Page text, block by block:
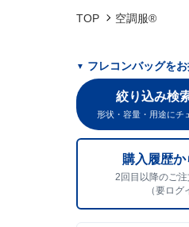
TOP 空調服®
フレコンバッグを
絞り込み検
形状・容量・用途にチ
購入履歴
2回目以降のご
（要ログ